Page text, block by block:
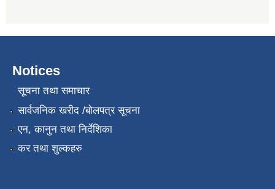
Notices
सूचना तथा समाचार
सार्वजनिक खरीद /बोलपत्र सूचना
एन, कानुन तथा निर्देशिका
कर तथा शुल्कहरु